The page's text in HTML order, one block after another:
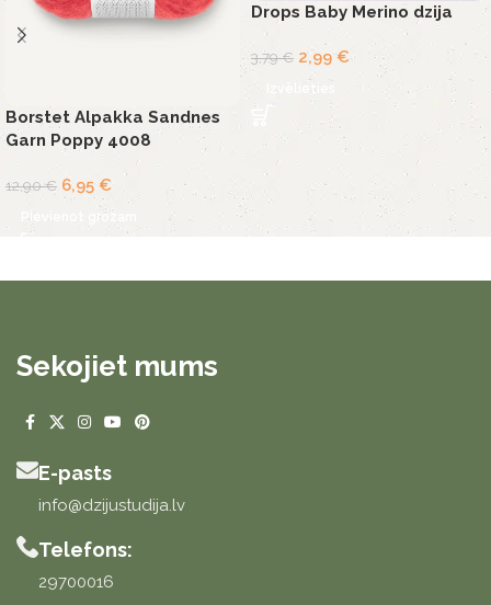
Borstet Alpakka Sandnes
Garn Poppy 4008
12,90€ 6,95 €
Pievienot grozam
Drops Baby Merino dzija
3,79€ 2,99€
Izvēlieties
Sekojiet mums
E-pasts
info@dzijustudija.lv
Telefons:
29700016